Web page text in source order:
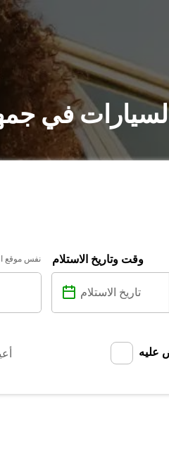
في
نفس موقع وقت وتاريخ الاستلام
عليه